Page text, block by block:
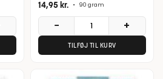
14,95kr. • 90 gram
− +
TILFØJ TIL KURV